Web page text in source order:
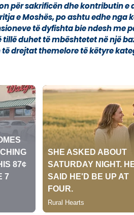
për sakrificën dhe kontributin
e Moshës, po ashtu edhe
të dyfishta bie ndesh
duhet të mbështetet në një
drejtat themelore të këtyre